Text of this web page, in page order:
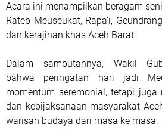
Acara ini menampilkan beragam
Rateb Meuseukat, Rapa’i,
dan kerajinan khas Aceh Barat.
‎Dalam sambutannya, Wakil
bahwa peringatan hari jadi
momentum seremonial, tetapi juga
dan kebijaksanaan masyarakat
warisan budaya dari masa ke masa.